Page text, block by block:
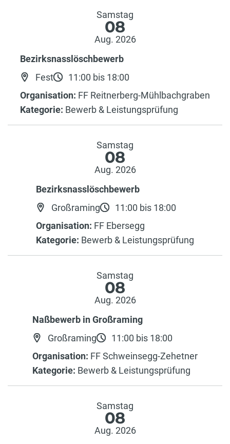
Samstag
08
Aug. 2026
Bezirksnasslöschbewerb
Fest
11:00 bis 18:00
Organisation: FF Reitnerberg-Mühlbachgraben
Kategorie: Bewerb & Leistungsprüfung
Samstag
08
Aug. 2026
Bezirksnasslöschbewerb
Großraming
11:00 bis 18:00
Organisation: FF Ebersegg
Kategorie: Bewerb & Leistungsprüfung
Samstag
08
Aug. 2026
Naßbewerb in Großraming
Großraming
11:00 bis 18:00
Organisation: FF Schweinsegg-Zehetner
Kategorie: Bewerb & Leistungsprüfung
Samstag
08
Aug. 2026